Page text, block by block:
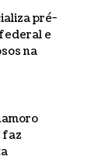
pré-
e
na
faz